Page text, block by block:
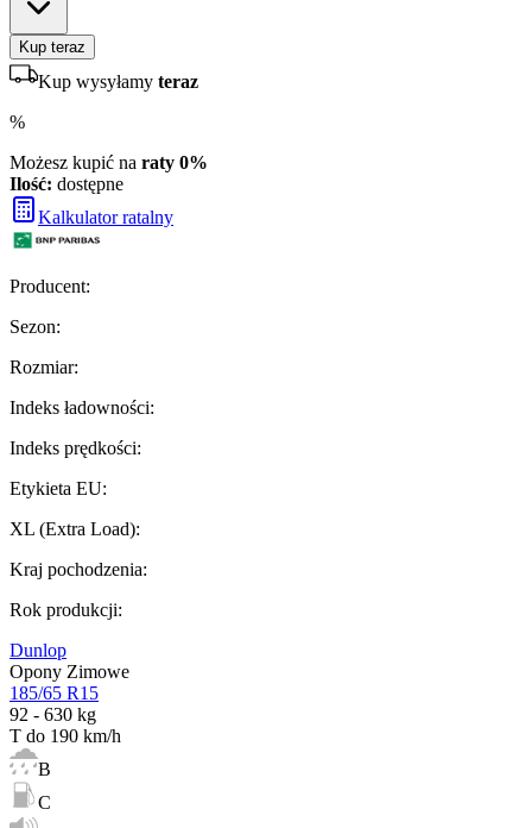
Kup teraz
Kup wysyłamy teraz
%
Możesz kupić na raty 0%
Ilość: dostępne
Kalkulator ratalny
Producent:
Sezon:
Rozmiar:
Indeks ładowności:
Indeks prędkości:
Etykieta EU:
XL (Extra Load):
Kraj pochodzenia:
Rok produkcji:
Dunlop
Opony Zimowe
185/65 R15
92 - 630 kg
T do 190 km/h
B
C